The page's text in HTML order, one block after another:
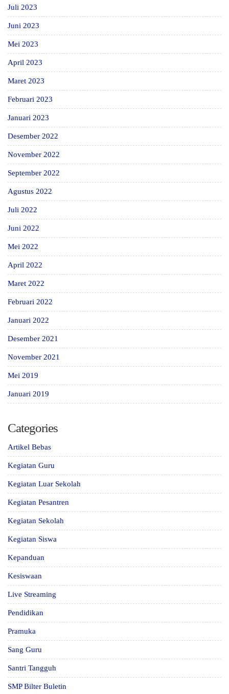
Juli 2023
Juni 2023
Mei 2023
April 2023
Maret 2023
Februari 2023
Januari 2023
Desember 2022
November 2022
September 2022
Agustus 2022
Juli 2022
Juni 2022
Mei 2022
April 2022
Maret 2022
Februari 2022
Januari 2022
Desember 2021
November 2021
Mei 2019
Januari 2019
Categories
Artikel Bebas
Kegiatan Guru
Kegiatan Luar Sekolah
Kegiatan Pesantren
Kegiatan Sekolah
Kegiatan Siswa
Kepanduan
Kesiswaan
Live Streaming
Pendidikan
Pramuka
Sang Guru
Santri Tangguh
SMP Bilter Buletin